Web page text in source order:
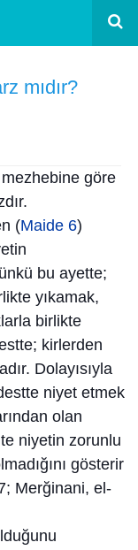
mıdır?
göre
(Maide 6)
bu ayette;
yıkamak,
birlikte
kirlerden
Dolayısıyla
niyet etmek
olan
niyetin zorunlu
gösterir
Merğinani, el-